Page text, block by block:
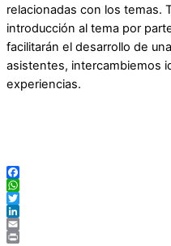
relacionadas con los temas.
introducción al tema por
facilitarán el desarrollo de
asistentes, intercambiemos
experiencias.
Facebook
WhatsApp
Twitter
LinkedIn
Email